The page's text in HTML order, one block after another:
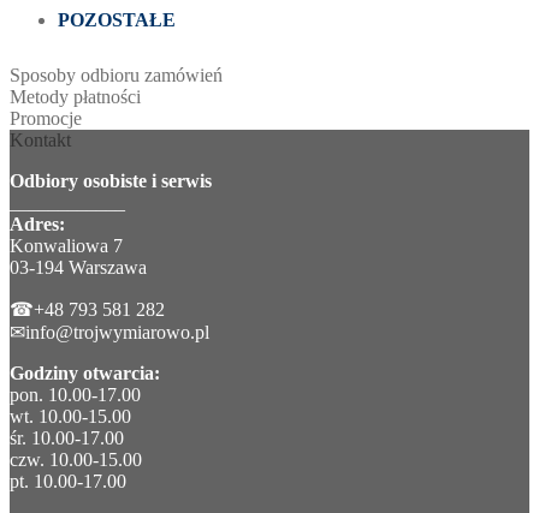
POZOSTAŁE
Sposoby odbioru zamówień
Metody płatności
Promocje
Kontakt
Odbiory osobiste i serwis
Adres:
Konwaliowa 7
03-194 Warszawa
☎+48 793 581 282
✉info@trojwymiarowo.pl
Godziny otwarcia:
pon. 10.00-17.00
wt. 10.00-15.00
śr. 10.00-17.00
czw. 10.00-15.00
pt. 10.00-17.00